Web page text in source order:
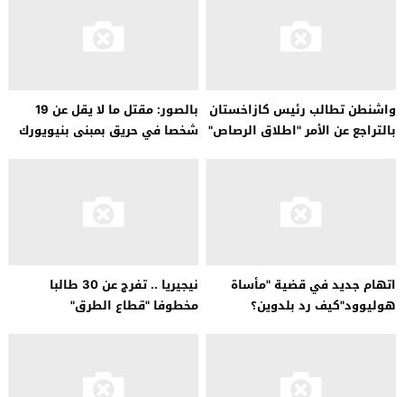
واشنطن تطالب رئيس كازاخستان
بالتراجع عن الأمر "اطلاق الرصاص"
بالصور: مقتل ما لا يقل عن 19
شخصا في حريق بمبنى بنيويورك
اتهام جديد في قضية "مأساة
هوليوود"كيف رد بلدوين؟
نيجيريا .. تفرج عن 30 طالبا
مخطوفا "قطاع الطرق"